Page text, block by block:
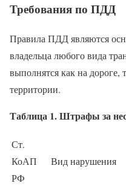
Требования по ПДД
Правила ПДД являются
владельца любого вида
выполнятся как на дороге,
территории.
Таблица 1. Штрафы за
Ст.
КоАП
РФ
Вид нарушения